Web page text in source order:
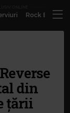
Rock
din
țării